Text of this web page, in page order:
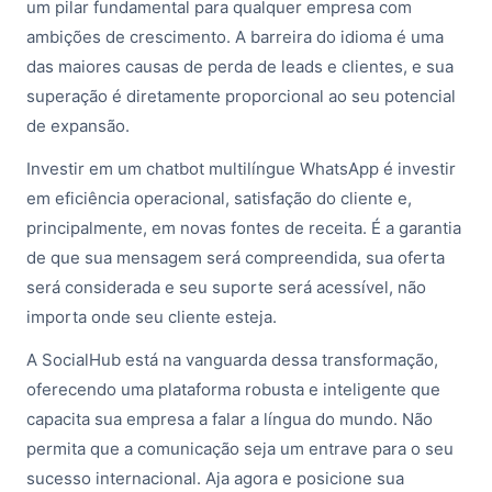
um pilar fundamental para qualquer empresa com
ambições de crescimento. A barreira do idioma é uma
das maiores causas de perda de leads e clientes, e sua
superação é diretamente proporcional ao seu potencial
de expansão.
Investir em um chatbot multilíngue WhatsApp é investir
em eficiência operacional, satisfação do cliente e,
principalmente, em novas fontes de receita. É a garantia
de que sua mensagem será compreendida, sua oferta
será considerada e seu suporte será acessível, não
importa onde seu cliente esteja.
A SocialHub está na vanguarda dessa transformação,
oferecendo uma plataforma robusta e inteligente que
capacita sua empresa a falar a língua do mundo. Não
permita que a comunicação seja um entrave para o seu
sucesso internacional. Aja agora e posicione sua